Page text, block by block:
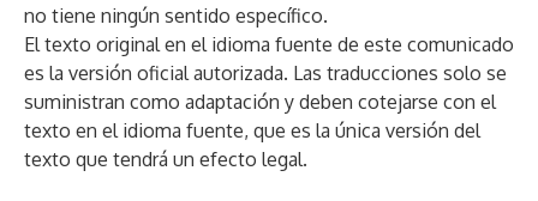
no tiene ningún sentido específico.
El texto original en el idioma fuente de este comunicado
es la versión oficial autorizada. Las traducciones solo se
suministran como adaptación y deben cotejarse con el
texto en el idioma fuente, que es la única versión del
texto que tendrá un efecto legal.